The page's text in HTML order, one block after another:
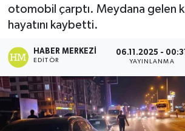
otomobil çarptı. Meydana gelen
hayatını kaybetti.
HABER MERKEZI
EDITÖR
06.11.2025 - 00:31
YAYINLANMA
SÜPER LİG
Son Dakika Haberleri